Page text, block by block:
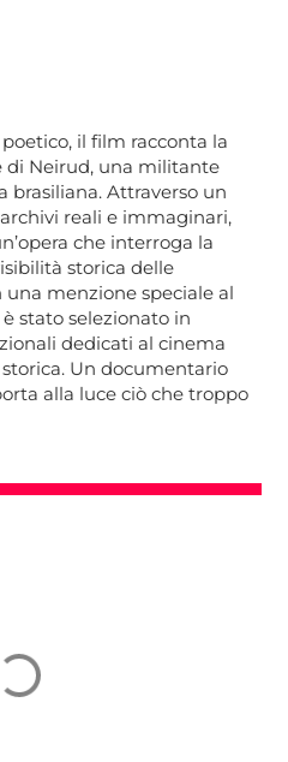
il film racconta la
di Neirud, una militante
Attraverso un
reali e immaginari,
che interroga la
storica delle
menzione speciale al
stato selezionato in
dedicati al cinema
Un documentario
alla luce ciò che troppo